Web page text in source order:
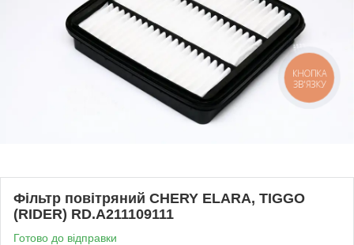
Фільтр повітряний CHERY ELARA, TIGGO
(RIDER) RD.A211109111
Готово до відправки
КНОПКА
ЗВ'ЯЗКУ